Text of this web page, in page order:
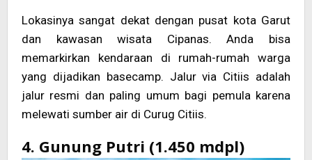
Lokasinya sangat dekat dengan pusat kota Garut
dan kawasan wisata Cipanas. Anda bisa
memarkirkan kendaraan di rumah-rumah warga
yang dijadikan basecamp. Jalur via Citiis adalah
jalur resmi dan paling umum bagi pemula karena
melewati sumber air di Curug Citiis.
4. Gunung Putri (1.450 mdpl)